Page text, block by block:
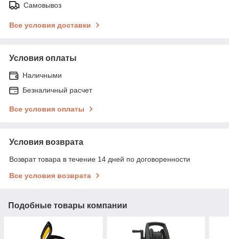
Самовывоз
Все условия доставки
Условия оплаты
Наличными
Безналичный расчет
Все условия оплаты
Условия возврата
Возврат товара в течение 14 дней по договоренности
Все условия возврата
Подобные товары компании